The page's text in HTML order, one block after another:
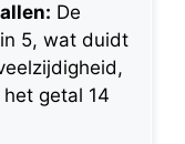
De
5, wat duidt
getal 14